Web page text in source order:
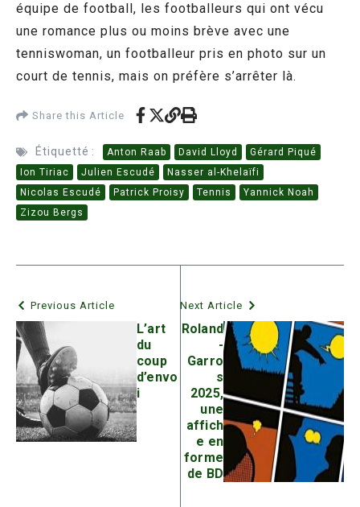
équipe de football, les footballeurs qui ont vécu
une romance plus ou moins brève avec une
tenniswoman, un footballeur pris en photo sur un
court de tennis, mais on préfère s’arrêter là.
Share this Article
Étiquetté : Anton Raab David Lloyd
Gérard Piqué
Ion Tiriac
Julien Escudé
Nasser al-Khelaïfi
Nicolas Escudé
Patrick Proisy Tennis
Yannick Noah
Zizou Bergs
Previous Article
L’art
du
coup
d’envo
i
Next Article
Roland
-
Garro
s
2025,
une
affich
e en
forme
de BD